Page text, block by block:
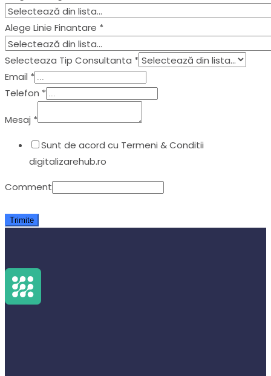
Alege Linie Finantare *
Selecteaza Tip Consultanta *
Email *
Telefon *
Mesaj *
Sunt de acord cu Termeni & Conditii
digitalizarehub.ro
Comment
Trimite